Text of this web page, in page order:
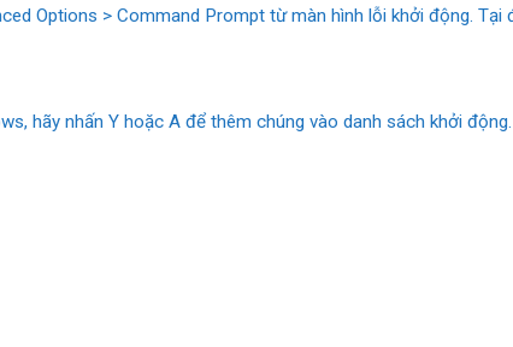
Options > Command Prompt từ màn hình lỗi khởi động. Tại
hãy nhấn Y hoặc A để thêm chúng vào danh sách khởi